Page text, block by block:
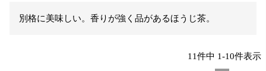
別格に美味しい。香りが強く品があるほうじ茶。
11件中 1-10件表示